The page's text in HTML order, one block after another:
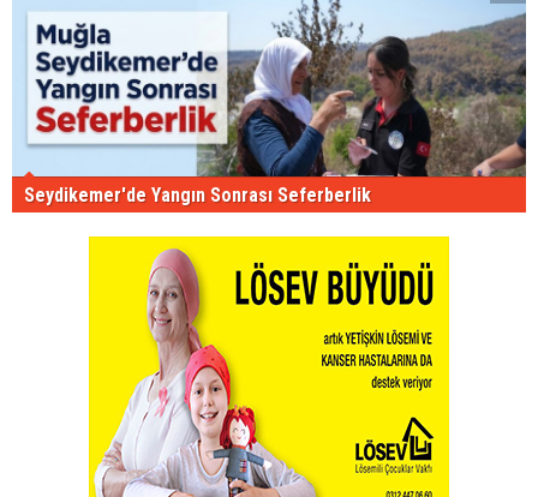
Seydikemer'de Yangın Sonrası Seferberlik